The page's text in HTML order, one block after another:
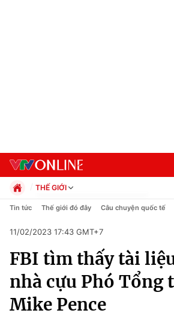
Chuyên mục
Chính trị
Xã hội
THẾ GIỚI
Chính trị
Pháp luật
Kinh tế
Thể thao
Truyền hình
Văn hóa - Giải trí
Tin tức Thế giới đó đây Câu chuyện quốc tế
11/02/2023 17:43 GMT+7
FBI tìm thấy tài
nhà cựu Phó Tổng
Mike Pence